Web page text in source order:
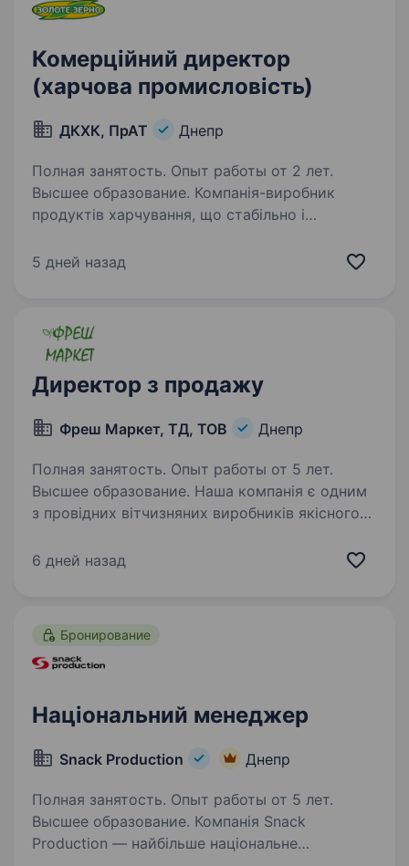
Комерційний директор
(харчова промисловість)
ДКХК, ПрАТ Днепр
Полная занятость. Опыт работы от 2 лет.
Высшее образование. Компанія-виробник
продуктів харчування, що стабільно і
комбінат харчових концентратів, ТМ «Золоте
5 дней назад
Директор з продажу
Фреш Маркет, ТД, ТОВ Днепр
Полная занятость. Опыт работы от 5 лет.
Высшее образование. Наша компанія є одним
з провідних вітчизняних виробників якісного
Наші продукти відповідають найвищим
6 дней назад
Бронирование
Національний менеджер
Snack Production Днепр
Полная занятость. Опыт работы от 5 лет.
Высшее образование. Компанія Snack
Production — найбільше національне